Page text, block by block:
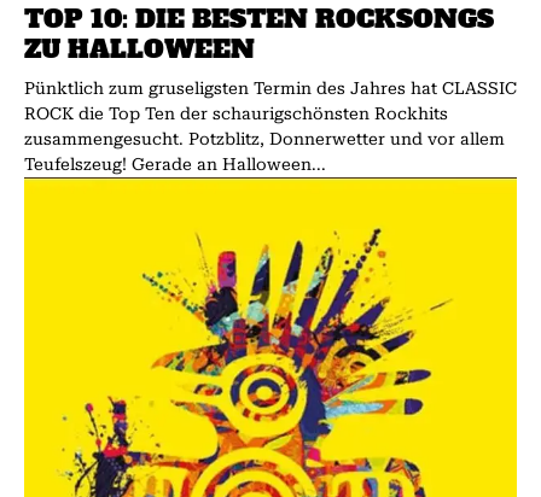
TOP 10: DIE BESTEN ROCKSONGS
ZU HALLOWEEN
Pünktlich zum gruseligsten Termin des Jahres hat CLASSIC
ROCK die Top Ten der schaurigschönsten Rockhits
zusammengesucht. Potzblitz, Donnerwetter und vor allem
Teufelszeug! Gerade an Halloween...